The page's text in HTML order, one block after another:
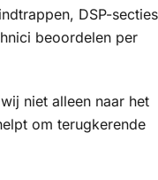
DSP-
beoordelen per
niet alleen naar het
om terugkerende